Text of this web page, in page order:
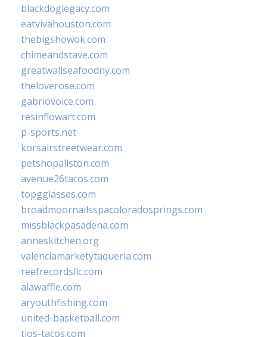
blackdoglegacy.com
eatvivahouston.com
thebigshowok.com
chimeandstave.com
greatwallseafoodny.com
theloverose.com
gabriovoice.com
resinflowart.com
p-sports.net
korsairstreetwear.com
petshopallston.com
avenue26tacos.com
topgglasses.com
broadmoornailsspacoloradosprings.com
missblackpasadena.com
anneskitchen.org
valenciamarketytaqueria.com
reefrecordsllc.com
alawaffle.com
aryouthfishing.com
united-basketball.com
tios-tacos.com